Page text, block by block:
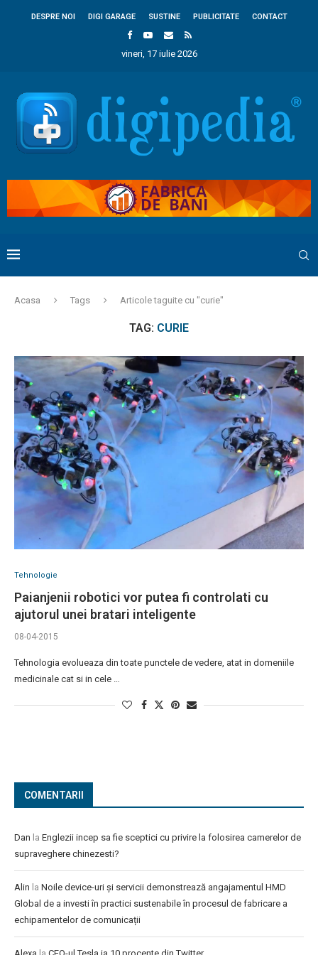
DESPRE NOI DIGI GARAGE SUSTINE PUBLICITATE CONTACT
vineri, 17 iulie 2026
Acasa Tags Articole taguite cu "curie"
TAG: CURIE
Tehnologie
Paianjenii robotici vor putea fi controlati cu
ajutorul unei bratari inteligente
08-04-2015
Tehnologia evolueaza din toate punctele de vedere, atat in domeniile
medicinale cat si in cele …
COMENTARII
Dan la Englezii incep sa fie sceptici cu privire la folosirea camerelor de
supraveghere chinezesti?
Alin la Noile device-uri și servicii demonstrează angajamentul HMD
Global de a investi în practici sustenabile în procesul de fabricare a
echipamentelor de comunicații